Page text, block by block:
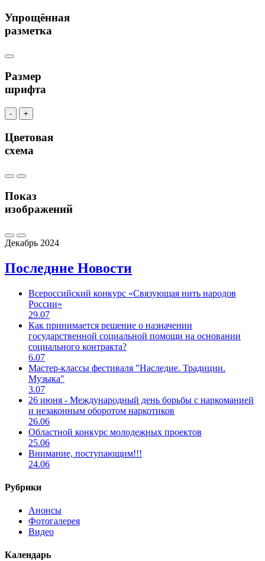
Упрощённая
разметка
Размер
шрифта
- +
Цветовая
схема
Показ
изображений
Декабрь 2024
Последние Новости
Всероссийский конкурс «Связующая нить народов
России»
29.07
Как принимается решение о назначении
государственной социальной помощи на основании
социального контракта?
6.07
Мастер-классы фестиваля "Наследие. Традиции.
Музыка"
3.07
26 июня - Международный день борьбы с наркоманией
и незаконным оборотом наркотиков
26.06
Областной конкурс молодежных проектов
25.06
Внимание, поступающим!!!
24.06
Рубрики
Анонсы
Фотогалерея
Видео
Календарь